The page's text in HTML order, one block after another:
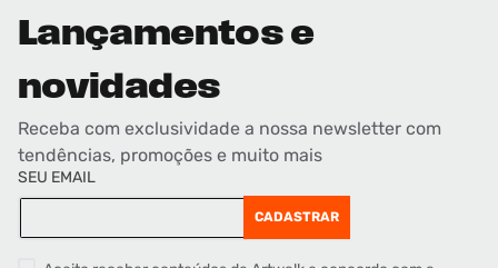
Lançamentos e
novidades
Receba com exclusividade a nossa newsletter com
tendências, promoções e muito mais
SEU EMAIL
CADASTRAR